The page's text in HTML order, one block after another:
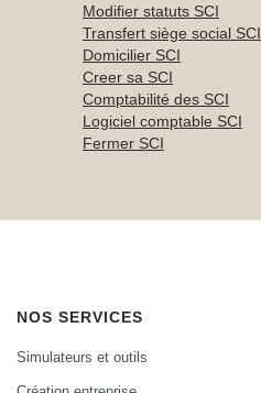
Modifier statuts SCI
Transfert siège social SCI
Domicilier SCI
Creer sa SCI
Comptabilité des SCI
Logiciel comptable SCI
Fermer SCI
NOS SERVICES
Simulateurs et outils